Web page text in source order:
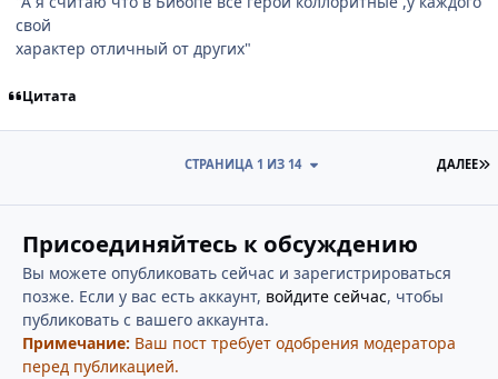
свой
характер отличный от других"
Цитата
ДАЛЕЕ
СТРАНИЦА 1 ИЗ 14
Присоединяйтесь к обсуждению
Вы можете опубликовать сейчас и зарегистрироваться
позже. Если у вас есть аккаунт, войдите сейчас, чтобы
публиковать с вашего аккаунта.
Примечание: Ваш пост требует одобрения модератора
перед публикацией.